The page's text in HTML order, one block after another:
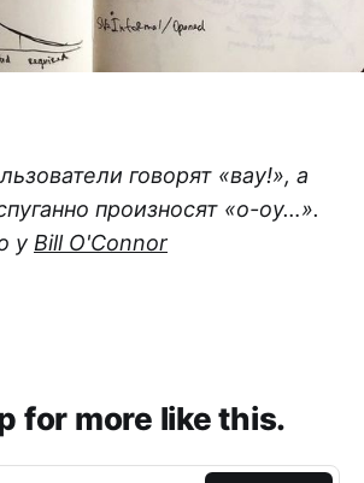
говорят «вау!», а
произносят «о-оу…».
у Bill O'Connor
for more like this.